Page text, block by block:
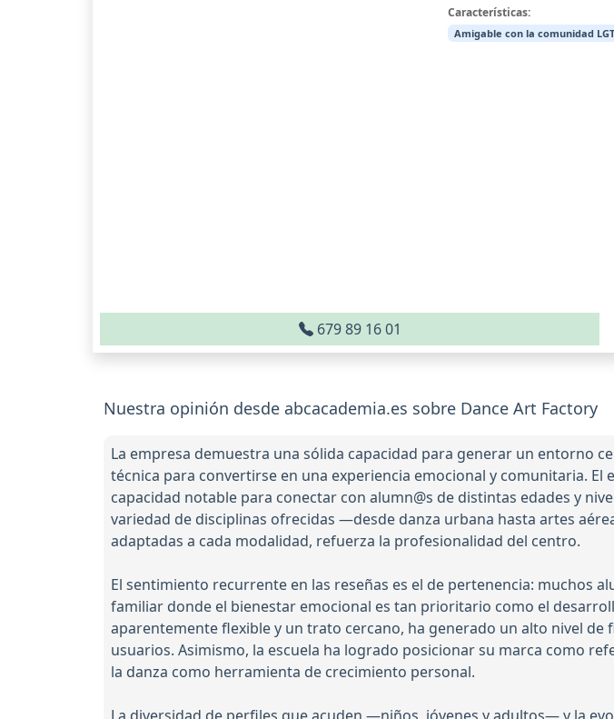
Características:
Amigable con la comunidad
679 89 16 01
Nuestra opinión desde abcacademia.es sobre Dance Art Factory
La empresa demuestra una sólida capacidad para generar un entorno
técnica para convertirse en una experiencia emocional y comunitaria.
capacidad notable para conectar con alumn@s de distintas edades y
variedad de disciplinas ofrecidas —desde danza urbana hasta artes
adaptadas a cada modalidad, refuerza la profesionalidad del centro.
El sentimiento recurrente en las reseñas es el de pertenencia: muchos
familiar donde el bienestar emocional es tan prioritario como el
aparentemente flexible y un trato cercano, ha generado un alto nivel
usuarios. Asimismo, la escuela ha logrado posicionar su marca como
la danza como herramienta de crecimiento personal.